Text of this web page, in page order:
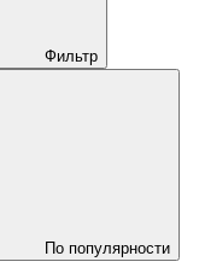
Фильтр
По популярности